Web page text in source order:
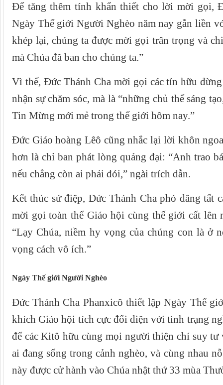
Để tăng thêm tính khẩn thiết cho lời mời gọi,
Ngày Thế giới Người Nghèo năm nay gắn liền
khép lại, chúng ta được mời gọi trân trọng và
mà Chúa đã ban cho chúng ta.”
Vì thế, Đức Thánh Cha mời gọi các tín hữu
nhận sự chăm sóc, mà là “những chủ thể sáng
Tin Mừng mới mẻ trong thế giới hôm nay.”
Đức Giáo hoàng Lêô cũng nhắc lại lời khôn
hơn là chỉ ban phát lòng quảng đại: “Anh trao
nếu chẳng còn ai phải đói,” ngài trích dẫn.
Kết thúc sứ điệp, Đức Thánh Cha phó dâng
mời gọi toàn thể Giáo hội cùng thế giới cất
“Lạy Chúa, niềm hy vọng của chúng con là ở
vọng cách vô ích.”
Ngày Thế giới Người Nghèo
Đức Thánh Cha Phanxicô thiết lập Ngày Thế
khích Giáo hội tích cực đối diện với tình trạng
để các Kitô hữu cùng mọi người thiện chí suy
ai đang sống trong cảnh nghèo, và cùng nhau
này được cử hành vào Chúa nhật thứ 33 mùa